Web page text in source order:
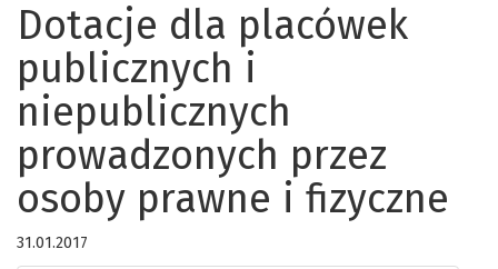
Dotacje dla placówek
publicznych i
niepublicznych
prowadzonych przez
osoby prawne i fizyczne
31.01.2017